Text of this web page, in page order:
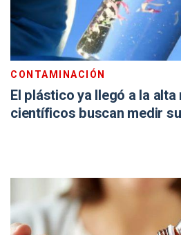
CONTAMINACIÓN
El plástico ya llegó a la alta
científicos buscan medir